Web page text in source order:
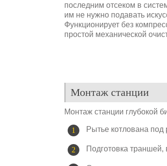
последним отсеком в
им не нужно подавать
Функционирует без
простой механической
Монтаж станции
Монтаж станции глубокой
Рытье котлована под
Подготовка траншей,